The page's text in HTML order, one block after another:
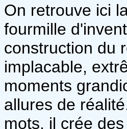
On retrouve ici
fourmille
construction du
implacable,
moments
allures de
mots, il crée